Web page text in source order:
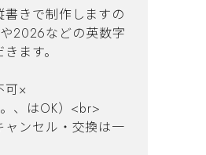
きで制作しますの
2026などの英数字
ます。
可×
、はOK）<br>
ンセル・交換は一